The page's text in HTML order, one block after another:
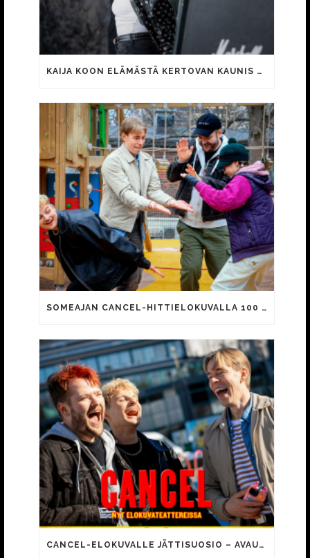
KAIJA KOON ELÄMÄSTÄ KERTOVAN KAUNIS RIETAS ONNELLINEN -ELOKUVAN TRAILER JULKI
SOMEAJAN CANCEL-HITTIELOKUVALLA 100 000 KATSOJAA!
CANCEL-ELOKUVALLE JÄTTISUOSIO – AVAUSPÄIVÄNÄ JO 15 492 KATSOJAA!